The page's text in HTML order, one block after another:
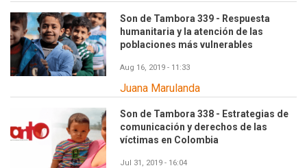
Son de Tambora 339 - Respuesta
humanitaria y la atención de las
poblaciones más vulnerables
Aug 16, 2019 - 11:33
Juana Marulanda
Son de Tambora 338 - Estrategias de
comunicación y derechos de las
víctimas en Colombia
Jul 31, 2019 - 16:04